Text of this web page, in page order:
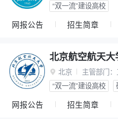
“双一流”建设高校
网报公告 招生简章
北京航空航天大
 北京 主管部门：
“双一流”建设高校
网报公告 招生简章